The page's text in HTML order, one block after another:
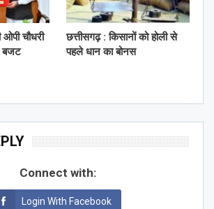
ओपी चौधरी
बजट
छत्तीसगढ़ : किसानों को होली से
पहले धान का बोनस
Connect with:
Login With Facebook